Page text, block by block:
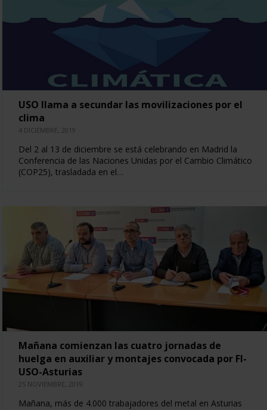
USO llama a secundar las movilizaciones por el
clima
4 DICIEMBRE, 2019
Del 2 al 13 de diciembre se está celebrando en Madrid la
Conferencia de las Naciones Unidas por el Cambio Climático
(COP25), trasladada en el…
Mañana comienzan las cuatro jornadas de
huelga en auxiliar y montajes convocada por FI-
USO-Asturias
25 NOVIEMBRE, 2019
Mañana, más de 4.000 trabajadores del metal en Asturias